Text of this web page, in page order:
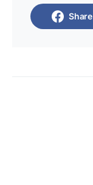
Share